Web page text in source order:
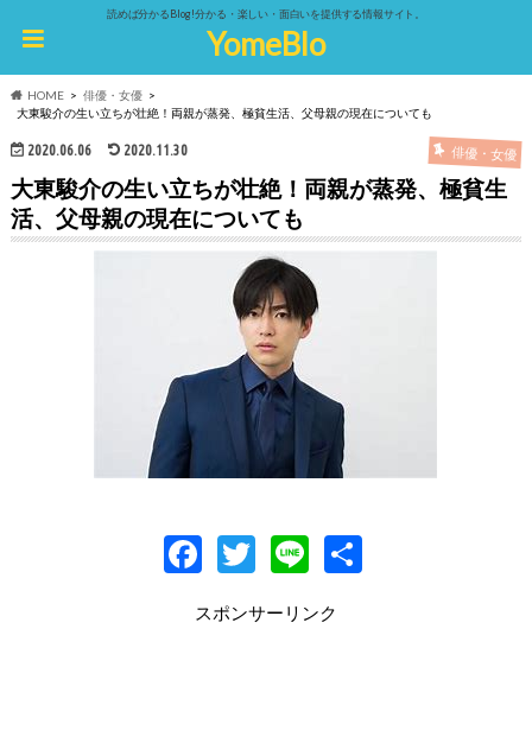
読めば分かるBlog!分かる・楽しい・面白いを提供する情報サイト。
YomeBlo
HOME
俳優・女優
大東駿介の生い立ちが壮絶！両親が蒸発、極貧生活、父母親の現在についても
2020.06.06 2020.11.30 俳優・女優
大東駿介の生い立ちが壮絶！両親が蒸発、極貧生
活、父母親の現在についても
F
e
T
itt
Li
e
共
スポンサーリンク